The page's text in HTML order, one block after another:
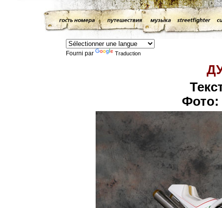
Fourni par Traduction
Фото: